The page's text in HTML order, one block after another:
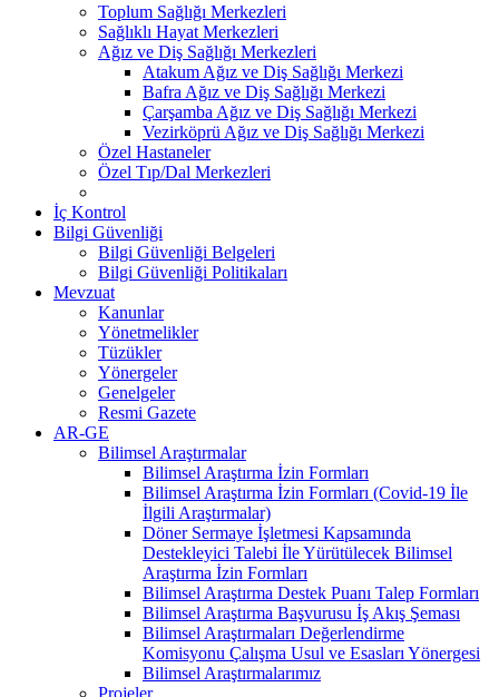
Toplum Sağlığı Merkezleri
Sağlıklı Hayat Merkezleri
Ağız ve Diş Sağlığı Merkezleri
Atakum Ağız ve Diş Sağlığı Merkezi
Bafra Ağız ve Diş Sağlığı Merkezi
Çarşamba Ağız ve Diş Sağlığı Merkezi
Vezirköprü Ağız ve Diş Sağlığı Merkezi
Özel Hastaneler
Özel Tıp/Dal Merkezleri
İç Kontrol
Bilgi Güvenliği
Bilgi Güvenliği Belgeleri
Bilgi Güvenliği Politikaları
Mevzuat
Kanunlar
Yönetmelikler
Tüzükler
Yönergeler
Genelgeler
Resmi Gazete
AR-GE
Bilimsel Araştırmalar
Bilimsel Araştırma İzin Formları
Bilimsel Araştırma İzin Formları (Covid-19 İle
İlgili Araştırmalar)
Döner Sermaye İşletmesi Kapsamında
Destekleyici Talebi İle Yürütülecek Bilimsel
Araştırma İzin Formları
Bilimsel Araştırma Destek Puanı Talep Formları
Bilimsel Araştırma Başvurusu İş Akış Şeması
Bilimsel Araştırmaları Değerlendirme
Komisyonu Çalışma Usul ve Esasları Yönergesi
Bilimsel Araştırmalarımız
Projeler